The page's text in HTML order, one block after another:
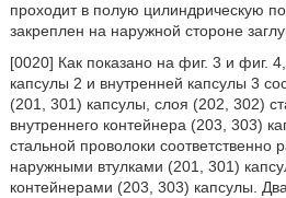
проходит в полую цилиндрическую
закреплен на наружной стороне
[0020] Как показано на фиг. 3 и фиг.
капсулы 2 и внутренней капсулы 3
(201, 301) капсулы, слоя (202, 302)
внутреннего контейнера (203, 303)
стальной проволоки
наружными втулками (201, 301)
контейнерами (203, 303) капсулы.